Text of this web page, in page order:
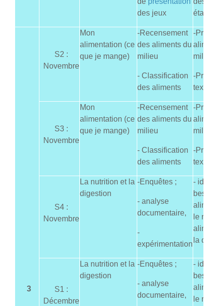
des jeux
établis
3
S2 :
Novembre
Mon
alimentation (ce
que je mange)
-Recensement
des aliments du
milieu
- Classification
des aliments
-
milieu
-
texte
S3 :
Novembre
Mon
alimentation (ce
que je mange)
-Recensement
des aliments du
milieu
- Classification
des aliments
-
milieu
-
texte
S4 :
Novembre
La nutrition et la
digestion
-Enquêtes ;
- analyse
documentaire,
-
expérimentation
-
le rôle
la
S1 :
Décembre
La nutrition et la
digestion
-Enquêtes ;
- analyse
documentaire,
-
le rôle